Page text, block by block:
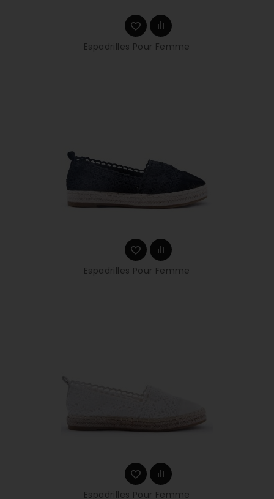
Espadrilles Pour Femme
Espadrilles Pour Femme
Espadrilles Pour Femme